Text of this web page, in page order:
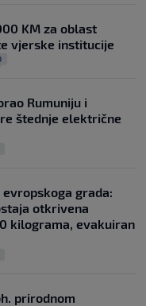
KM za oblast
vjerske institucije
Rumuniju i
štednje električne
grada:
otkrivena
kilograma, evakuiran
prirodnom